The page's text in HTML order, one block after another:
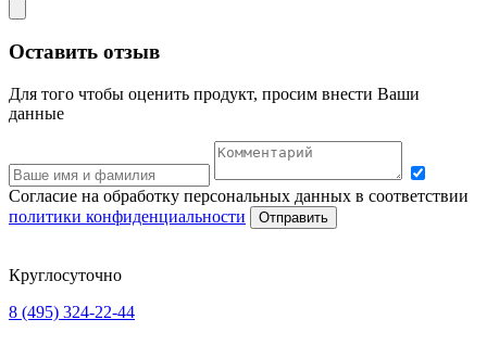
Оставить отзыв
Для того чтобы оценить продукт, просим внести Ваши
данные
Согласие на обработку персональных данных в соответствии
политики конфиденциальности
Отправить
Круглосуточно
8 (495) 324-22-44